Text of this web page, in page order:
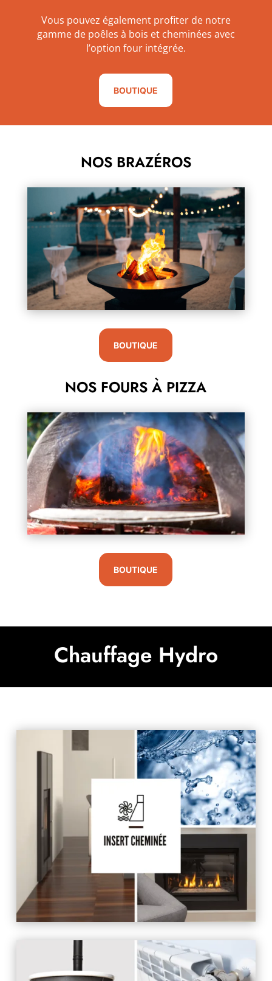
Vous pouvez également profiter de notre
gamme de poêles à bois et cheminées avec
l’option four intégrée.
BOUTIQUE
NOS BRAZÉROS
BOUTIQUE
NOS FOURS À PIZZA
BOUTIQUE
Chauffage Hydro